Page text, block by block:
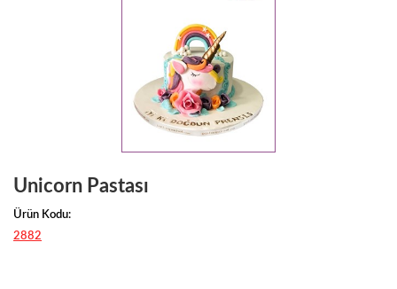
Unicorn Pastası
Ürün Kodu:
2882